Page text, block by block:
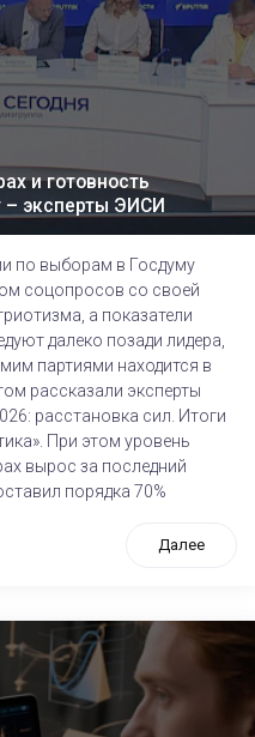
и готовность
– эксперты ЭИСИ
по выборам в Госдуму
соцопросов со своей
а показатели
далеко позади лидера,
партиями находится в
рассказали эксперты
расстановка сил. Итоги
При этом уровень
вырос за последний
порядка 70%
Далее